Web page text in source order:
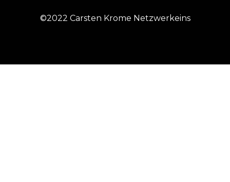
©2022 Carsten Krome Netzwerkeins